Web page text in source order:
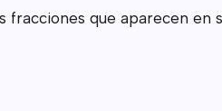
fracciones que aparecen